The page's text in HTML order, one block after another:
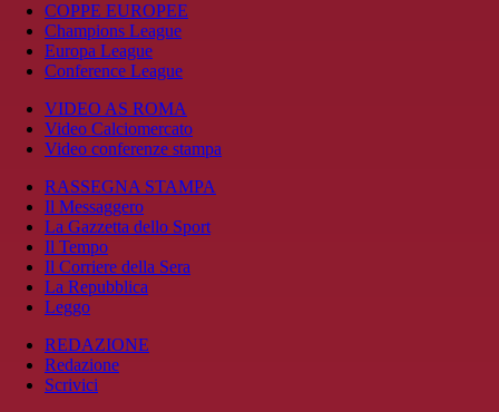
COPPE EUROPEE
Champions League
Europa League
Conference League
VIDEO AS ROMA
Video Calciomercato
Video conferenze stampa
RASSEGNA STAMPA
Il Messaggero
La Gazzetta dello Sport
Il Tempo
Il Corriere della Sera
La Repubblica
Leggo
REDAZIONE
Redazione
Scrivici